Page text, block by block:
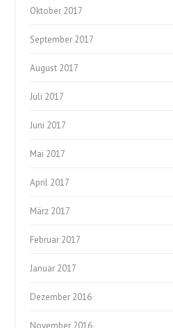
Oktober 2017
September 2017
August 2017
Juli 2017
Juni 2017
Mai 2017
April 2017
März 2017
Februar 2017
Januar 2017
Dezember 2016
November 2016